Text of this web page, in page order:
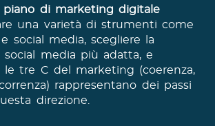
piano di marketing digitale
una varietà di strumenti come
social media, scegliere la
social media più adatta, e
le tre C del marketing (coerenza,
rappresentano dei passi
direzione.